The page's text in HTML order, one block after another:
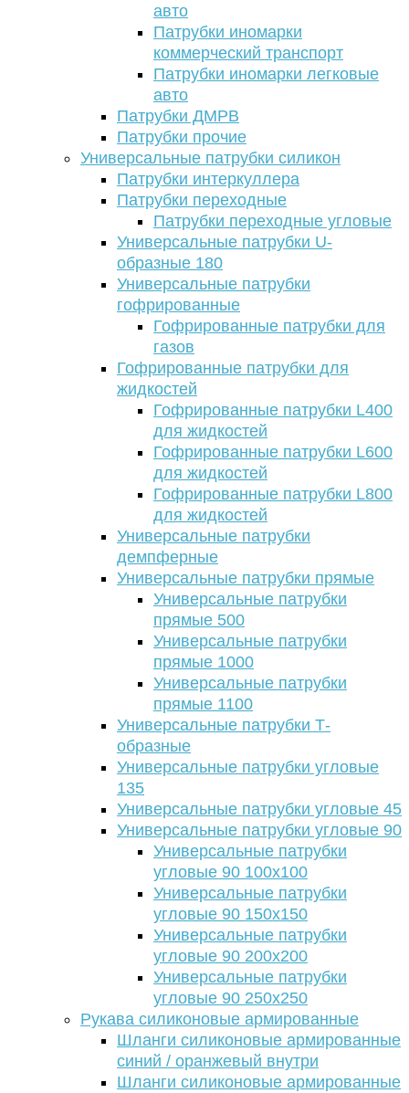
авто
Патрубки иномарки
коммерческий транспорт
Патрубки иномарки легковые
авто
Патрубки ДМРВ
Патрубки прочие
Универсальные патрубки силикон
Патрубки интеркуллера
Патрубки переходные
Патрубки переходные угловые
Универсальные патрубки U-
образные 180
Универсальные патрубки
гофрированные
Гофрированные патрубки для
газов
Гофрированные патрубки для
жидкостей
Гофрированные патрубки L400
для жидкостей
Гофрированные патрубки L600
для жидкостей
Гофрированные патрубки L800
для жидкостей
Универсальные патрубки
демпферные
Универсальные патрубки прямые
Универсальные патрубки
прямые 500
Универсальные патрубки
прямые 1000
Универсальные патрубки
прямые 1100
Универсальные патрубки Т-
образные
Универсальные патрубки угловые
135
Универсальные патрубки угловые 45
Универсальные патрубки угловые 90
Универсальные патрубки
угловые 90 100х100
Универсальные патрубки
угловые 90 150х150
Универсальные патрубки
угловые 90 200х200
Универсальные патрубки
угловые 90 250х250
Рукава силиконовые армированные
Шланги силиконовые армированные
синий / оранжевый внутри
Шланги силиконовые армированные